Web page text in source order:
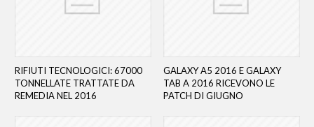
RIFIUTI TECNOLOGICI: 67000
TONNELLATE TRATTATE DA
REMEDIA NEL 2016
GALAXY A5 2016 E GALAXY
TAB A 2016 RICEVONO LE
PATCH DI GIUGNO